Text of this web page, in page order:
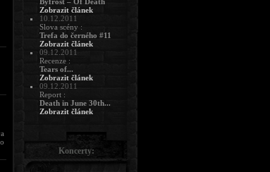
Zobrazit článek
10.12.2011
Slova scény :
Trefa do černého #11
Zobrazit článek
09.12.2011
Recenze :
Tears of...
Zobrazit článek
09.12.2011
Report :
Death in June 30th...
Zobrazit článek
Koncerty: